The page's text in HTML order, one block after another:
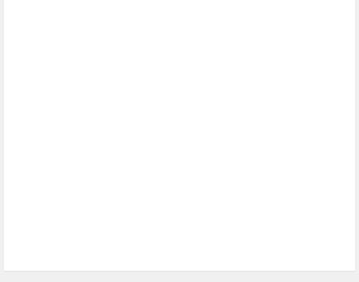
PUERTO DE VALENCIA (1)